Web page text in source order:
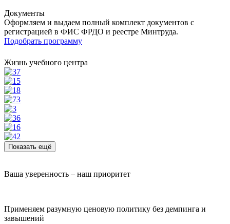
Документы
Оформляем и выдаем полный комплект документов с
регистрацией в ФИС ФРДО и реестре Минтруда.
Подобрать программу
Жизнь учебного центра
Показать ещё
Ваша уверенность – наш приоритет
Применяем разумную ценовую политику без демпинга и
завышений